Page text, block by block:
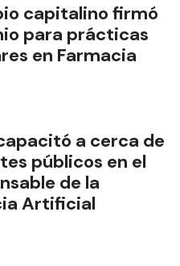
capitalino firmó
para prácticas
en Farmacia
a cerca de
públicos en el
de la
Artificial